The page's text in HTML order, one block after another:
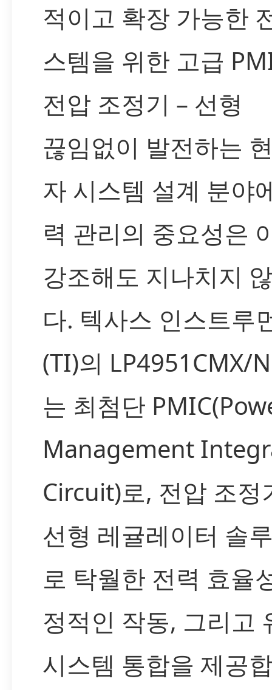
적이고 확장 가능한
스템을 위한 고급
전압 조정기 – 선형
끊임없이 발전하는
자 시스템 설계 분야
력 관리의 중요성은
강조해도 지나치지
다. 텍사스 인스트루
(TI)의 LP4951CMX/
는 최첨단
Management
Circuit)로, 전압 조정
선형 레귤레이터 솔
로 탁월한 전력 효율
정적인 작동, 그리고
시스템 통합을 제공